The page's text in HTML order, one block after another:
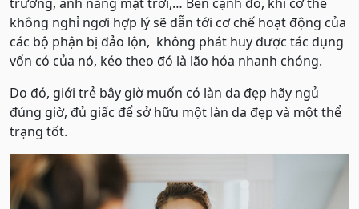
không nghỉ ngơi hợp lý sẽ dẫn tới cơ chế hoạt động của
các bộ phận bị đảo lộn, không phát huy được tác dụng
vốn có của nó, kéo theo đó là lão hóa nhanh chóng.
Do đó, giới trẻ bây giờ muốn có làn da đẹp hãy ngủ
đúng giờ, đủ giấc để sở hữu một làn da đẹp và một thể
trạng tốt.